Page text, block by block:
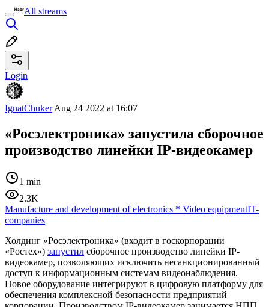
All streams
Login
IgnatChukerAug 24 2022 at 16:07
«Росэлектроника» запустила сборочное
производство линейки IP-видеокамер
1 min
2.3K
Manufacture and development of electronics * Video equipmentIT-
companies
Холдинг «Росэлектроника» (входит в госкорпорации
«Ростех») запустил сборочное производство линейки IP-
видеокамер, позволяющих исключить несанкционированный
доступ к информационным системам видеонаблюдения.
Новое оборудование интегрируют в цифровую платформу для
обеспечения комплексной безопасности предприятий